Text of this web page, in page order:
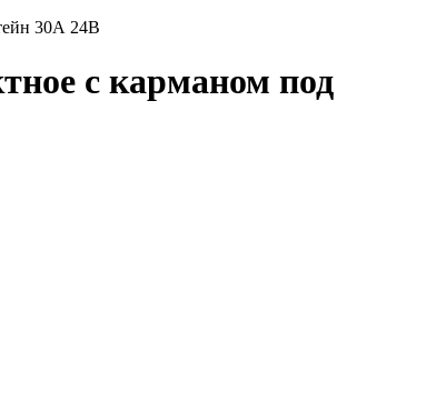
30А 24В
с карманом под